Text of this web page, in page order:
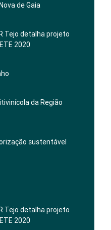
de Gaia
Tejo detalha projeto
2020
da Região
sustentável
Tejo detalha projeto
2020